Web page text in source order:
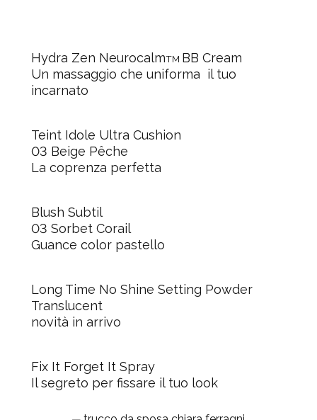
Hydra Zen NeurocalmTM BB Cream
Un massaggio che uniforma il tuo
incarnato
Teint Idole Ultra Cushion
03 Beige Pêche
La coprenza perfetta
Blush Subtil
03 Sorbet Corail
Guance color pastello
Long Time No Shine Setting Powder
Translucent
novità in arrivo
Fix It Forget It Spray
Il segreto per fissare il tuo look